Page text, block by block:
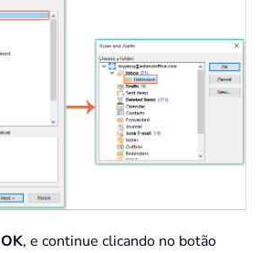
OK, e continue clicando no botão